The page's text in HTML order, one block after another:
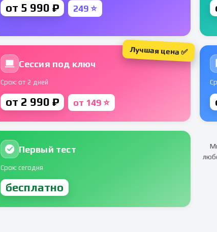
от 5 990 ₽ 249 ⭐
Сессия под ключ
Срок: от 2 дней
от 2 990 ₽ от 149 ⭐
Лучшая цена ✅
Первый тест
Срок: сегодня
бесплатно